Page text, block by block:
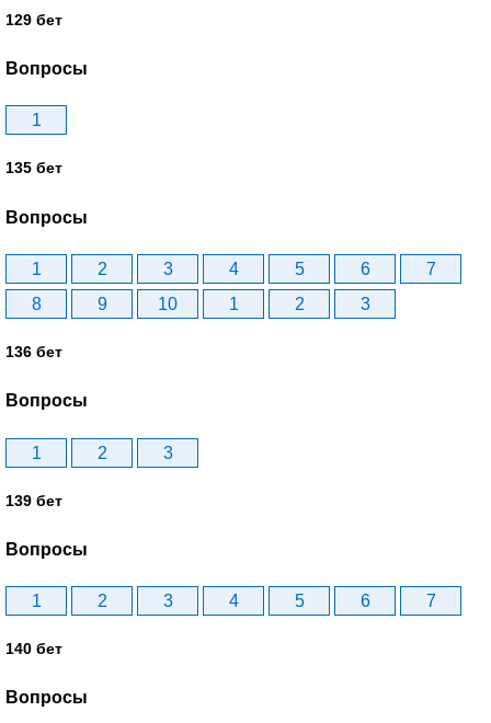
129 бет
Вопросы
1
135 бет
Вопросы
1 2 3 4 5 6
7
8
9 10 1 2 3
136 бет
Вопросы
1 2 3
139 бет
Вопросы
1 2 3 4 5 6 7
140 бет
Вопросы